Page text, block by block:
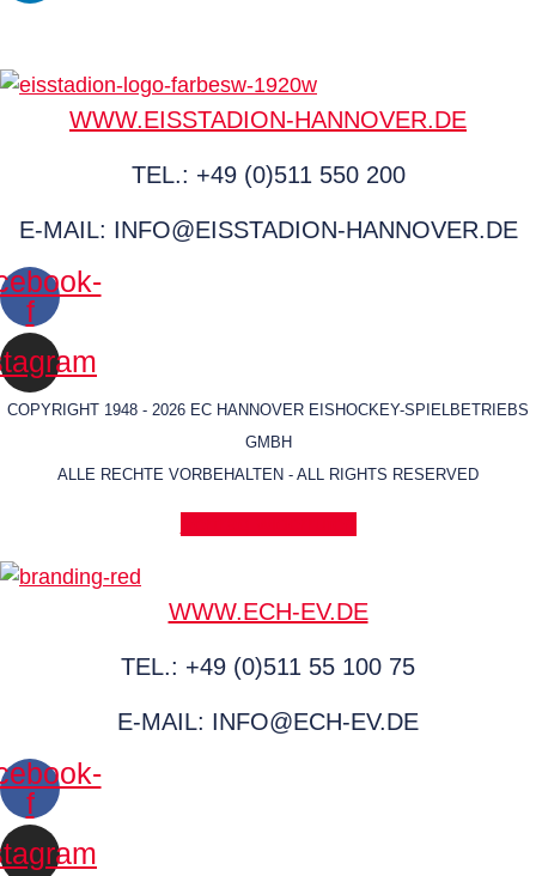
WWW.EISSTADION-HANNOVER.DE
TEL.: +49 (0)511 550 200
E-MAIL: INFO@EISSTADION-HANNOVER.DE
f
COPYRIGHT 1948 - 2026 EC HANNOVER EISHOCKEY-SPIELBETRIEBS
GMBH
ALLE RECHTE VORBEHALTEN - ALL RIGHTS RESERVED
WWW.ECH-EV.DE
TEL.: +49 (0)511 55 100 75
E-MAIL: INFO@ECH-EV.DE
f